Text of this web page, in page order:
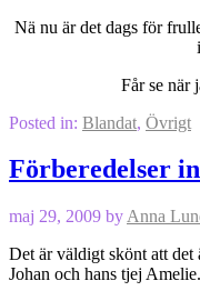
Nä nu är det dags för
Får se när
Posted in: Blandat, Övrigt
Förberedelser
maj 29, 2009 by Anna
Det är väldigt skönt att det
Johan och hans tjej Amelie.